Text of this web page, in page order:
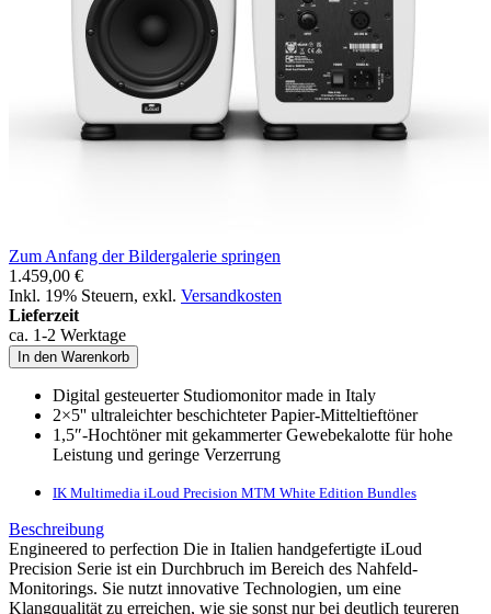
Zum Anfang der Bildergalerie springen
1.459,00 €
Inkl. 19% Steuern, exkl. Versandkosten
Lieferzeit
ca. 1-2 Werktage
In den Warenkorb
Digital gesteuerter Studiomonitor made in Italy
2×5'' ultraleichter beschichteter Papier-Mitteltieftöner
1,5″-Hochtöner mit gekammerter Gewebekalotte für hohe
Leistung und geringe Verzerrung
IK Multimedia iLoud Precision MTM White Edition Bundles
Beschreibung
Engineered to perfection Die in Italien handgefertigte iLoud
Precision Serie ist ein Durchbruch im Bereich des Nahfeld-
Monitorings. Sie nutzt innovative Technologien, um eine
Klangqualität zu erreichen, wie sie sonst nur bei deutlich teureren